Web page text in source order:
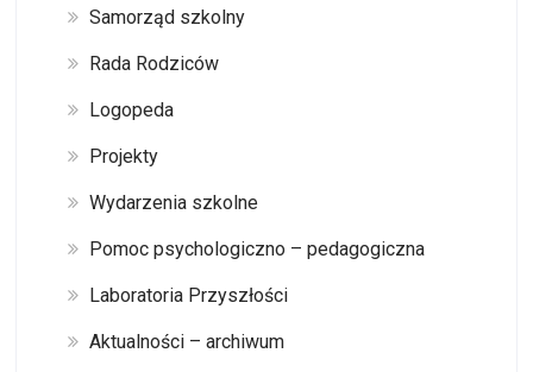
Samorząd szkolny
Rada Rodziców
Logopeda
Projekty
Wydarzenia szkolne
Pomoc psychologiczno – pedagogiczna
Laboratoria Przyszłości
Aktualności – archiwum